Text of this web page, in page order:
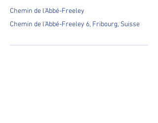
Chemin de l'Abbé-Freeley
Chemin de l'Abbé-Freeley 6, Fribourg, Suisse